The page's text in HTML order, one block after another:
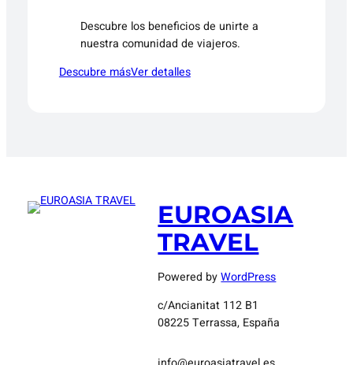
Descubre los beneficios de unirte a
nuestra comunidad de viajeros.
Descubre másVer detalles
EUROASIA
TRAVEL
Powered byWordPress
c/Ancianitat 112 B1
08225 Terrassa, España